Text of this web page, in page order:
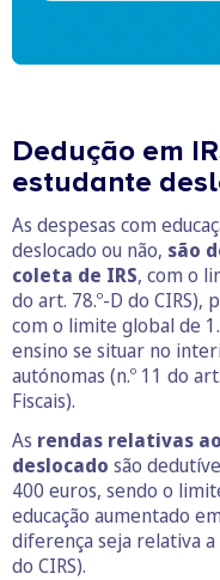
Dedução em
estudante
As despesas com
deslocado ou não, são
coleta de IRS, com o
do art. 78.º-D do CIRS),
com o limite global de
ensino se situar no
autónomas (n.º 11 do
Fiscais).
As rendas relativas
deslocado são
400 euros, sendo o
educação aumentado
diferença seja relativa a
do CIRS).